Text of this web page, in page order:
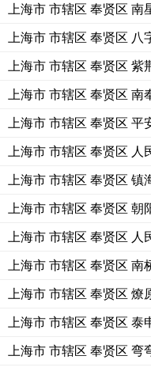
上海市 市辖区 奉贤区 南
上海市 市辖区 奉贤区 八
上海市 市辖区 奉贤区 紫
上海市 市辖区 奉贤区 南
上海市 市辖区 奉贤区 平
上海市 市辖区 奉贤区 人
上海市 市辖区 奉贤区 镇
上海市 市辖区 奉贤区 朝
上海市 市辖区 奉贤区 人
上海市 市辖区 奉贤区 南
上海市 市辖区 奉贤区 燎
上海市 市辖区 奉贤区 泰
上海市 市辖区 奉贤区 弯